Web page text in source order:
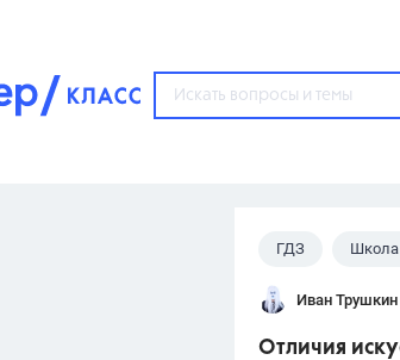
Популярные темы
ГДЗ Школа
Иван Трушкин
Отличия